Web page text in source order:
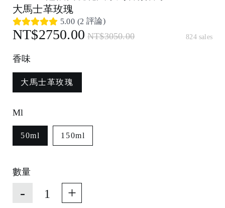
大馬士革玫瑰
5.00 (2 評論)
NT$2750.00 NT$3050.00 824 sales
香味
大馬士革玫瑰
Ml
50ml 150ml
數量
- +